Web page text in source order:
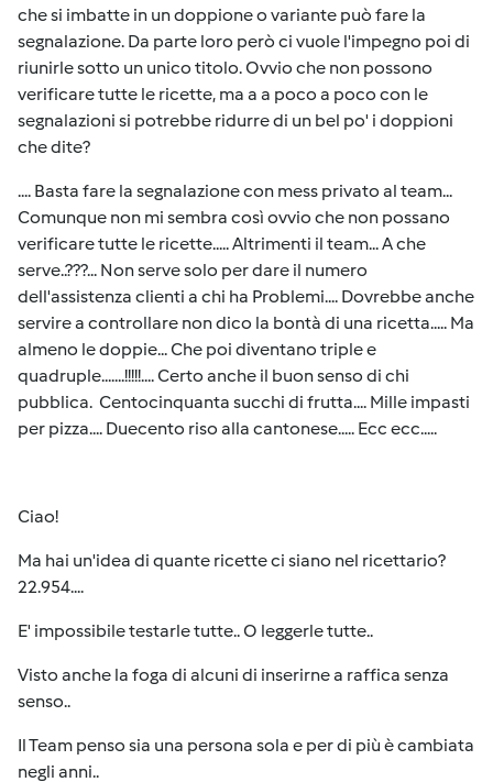
che si imbatte in un doppione o variante può fare la
segnalazione. Da parte loro però ci vuole l'impegno poi di
riunirle sotto un unico titolo. Ovvio che non possono
verificare tutte le ricette, ma a a poco a poco con le
segnalazioni si potrebbe ridurre di un bel po' i doppioni
che dite?
.... Basta fare la segnalazione con mess privato al team...
Comunque non mi sembra così ovvio che non possano
verificare tutte le ricette..... Altrimenti il team... A che
serve..???... Non serve solo per dare il numero
dell'assistenza clienti a chi ha Problemi.... Dovrebbe anche
servire a controllare non dico la bontà di una ricetta..... Ma
almeno le doppie... Che poi diventano triple e
quadruple.......!!!!!.... Certo anche il buon senso di chi
pubblica. Centocinquanta succhi di frutta.... Mille impasti
per pizza.... Duecento riso alla cantonese..... Ecc ecc.....
Ciao!
Ma hai un'idea di quante ricette ci siano nel ricettario?
22.954....
E' impossibile testarle tutte.. O leggerle tutte..
Visto anche la foga di alcuni di inserirne a raffica senza
senso..
Il Team penso sia una persona sola e per di più è cambiata
negli anni..